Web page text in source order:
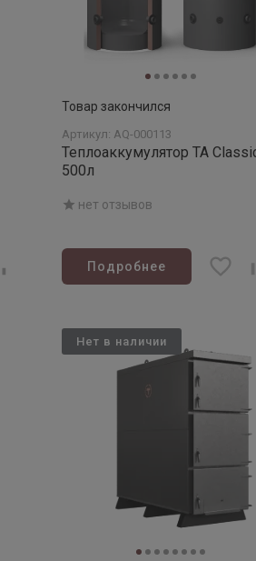
Товар закончился
Артикул: AQ-000113
Теплоаккумулятор TA
500л
нет отзывов
Подробнее
Нет в наличии